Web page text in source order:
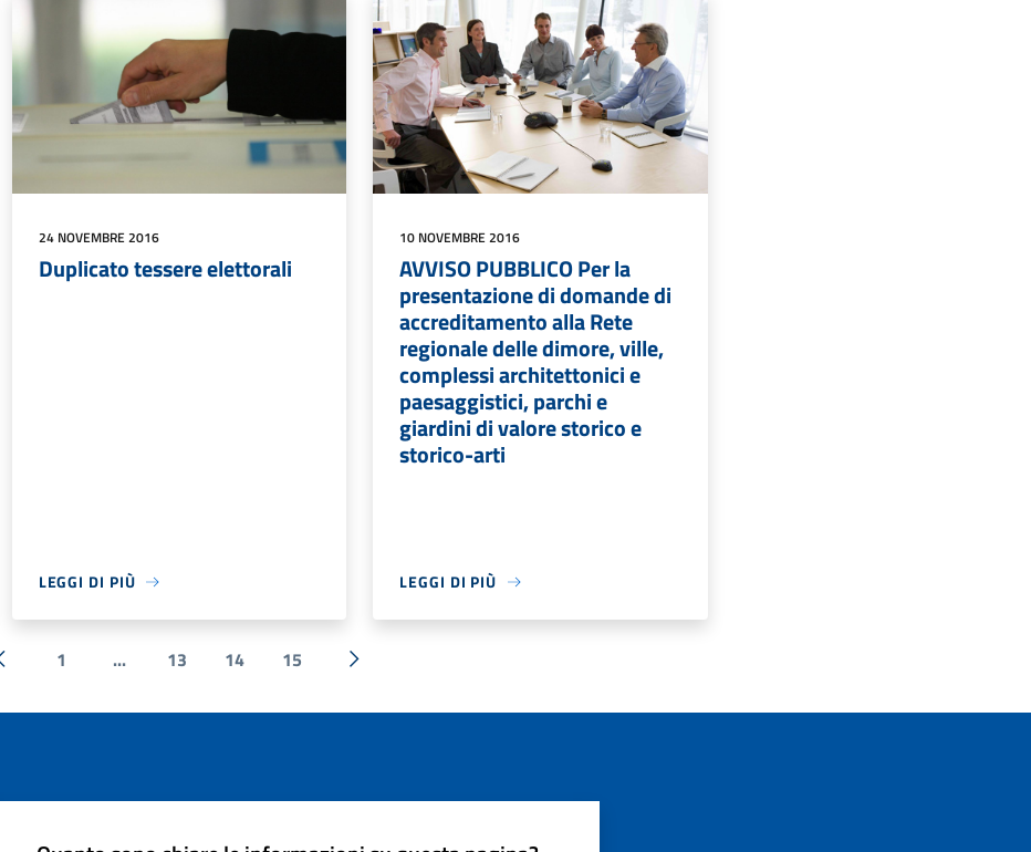
24 NOVEMBRE 2016
Duplicato tessere elettorali
LEGGI DI PIÙ
10 NOVEMBRE 2016
AVVISO PUBBLICO Per la
presentazione di domande di
accreditamento alla Rete
regionale delle dimore, ville,
complessi architettonici e
paesaggistici, parchi e
giardini di valore storico e
storico-arti
LEGGI DI PIÙ
« Precedente
1 ... 13 14 15
Successiva »